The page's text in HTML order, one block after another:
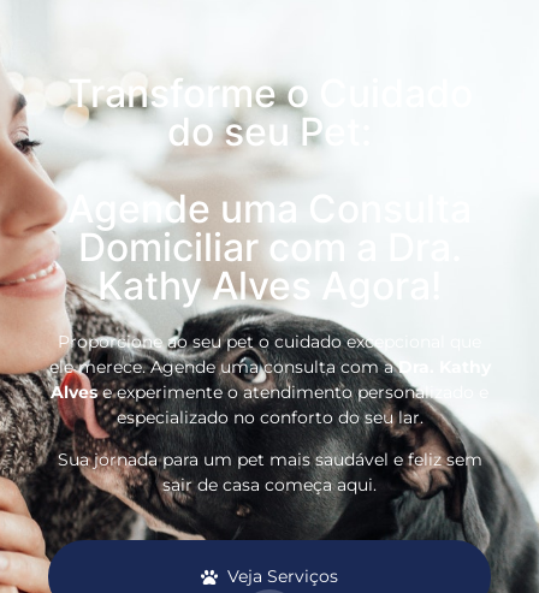
Transforme o Cuidado
do seu Pet:
Agende uma Consulta
Domiciliar com a Dra.
Kathy Alves Agora!
Proporcione ao seu pet o cuidado excepcional que
ele merece. Agende uma consulta com aDra. Kathy
Alvese experimente o atendimento personalizado e
especializado no conforto do seu lar.
Sua jornada para um pet mais saudável e feliz sem
sair de casa começa aqui.
Veja Serviços